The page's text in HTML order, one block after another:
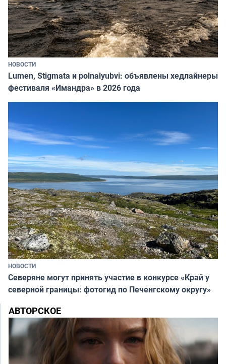
НОВОСТИ
Lumen, Stigmata и polnalyubvi: объявлены хедлайнеры
фестиваля «Имандра» в 2026 года
НОВОСТИ
Северяне могут принять участие в конкурсе «Край у
северной границы: фотогид по Печенгскому округу»
АВТОРСКОЕ